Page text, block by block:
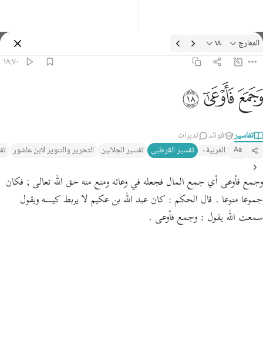
التفسير: المعارج ١٨:٧٠
المعارج ١٨
١٨:٧٠
وجمع فاوعى ١٨
وَجَمَعَ فَأَوْعَىٰٓ ١٨
ﱧﱨﱩ
تفاسير فوائد تدبرات
Aa العربية تفسير القرطبي‎ تفسير الجلالين التحرير والتنوير لابن عاشور
وجمع فأوعى أي جمع المال فجعله في وعائه ومنع منه حق الله تعالى ; فكان
جموعا منوعا . قال الحكم : كان عبد الله بن عكيم لا يربط كيسه ويقول
سمعت الله يقول : وجمع فأوعى .